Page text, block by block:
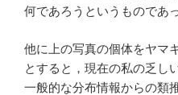
何であろうというものであっ
他に上の写真の個体をヤマ
とすると，現在の私の乏し
一般的な分布情報からの類